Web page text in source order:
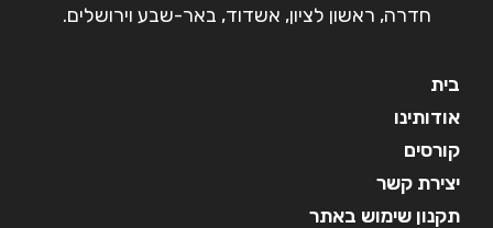
חדרה, ראשון לציון, אשדוד, באר-שבע וירושלים.
בית
אודותינו
קורסים
יצירת קשר
תקנון שימוש באתר